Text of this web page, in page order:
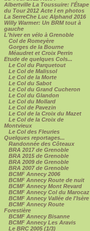
Albertville La Toussuire: l'Étape
du Tour 2012 Acte I en photos
La SerreChe Luc Alphand 2016
Willy Warmer: Un BRM tout à
gauche
L'hiver en vélo à Grenoble
Col de Romeyère
Gorges de la Bourne
Méaudret et Croix Perrin
Etude de quelques Cols...
Le Col du Parquetout
Le Col de Malissol
Le Col de la Morte
Le Col du Sabot
Le Col du Grand Cucheron
Le Col du Glandon
Le Col du Mollard
Le Col de Pavezin
Le Col de la Croix du Mazet
Le Col de la Croix de
Montvieux
Le Col des Fleuries
Quelques reportages...
Randonnée des Côteaux
BRA 2017 de Grenoble
BRA 2015 de Grenoble
BRA 2009 de Grenoble
BRA 2007 de Grenoble
BCMF Annecy 2006
BCMF Annecy Route de nuit
BCMF Annecy Mont Revard
BCMF Annecy Col du Marocaz
BCMF Annecy Vallée de l'Isère
BCMF Annecy Route
Forestière
BCMF Annecy Bisanne
BCMF Annecy Les Aravis
Le BRC 2005 (1/3)